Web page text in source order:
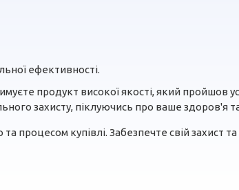
ефективності.
продукт високої якості, який пройшов
захисту, піклуючись про ваше здоров'я
процесом купівлі. Забезпечте свій захист